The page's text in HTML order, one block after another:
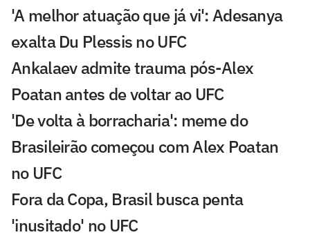
'A melhor atuação que já vi': Adesanya
exalta Du Plessis no UFC
Ankalaev admite trauma pós-Alex
Poatan antes de voltar ao UFC
'De volta à borracharia': meme do
Brasileirão começou com Alex Poatan
no UFC
Fora da Copa, Brasil busca penta
'inusitado' no UFC